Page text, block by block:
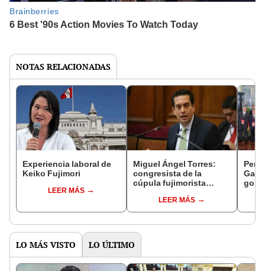
NOTAS RELACIONADAS
Experiencia laboral de
Keiko Fujimori
LEER MÁS
Miguel Ángel Torres:
congresista de la
cúpula fujimorista
del SenadoLEER MÁS
LO MÁS VISTO LO ÚLTIMO